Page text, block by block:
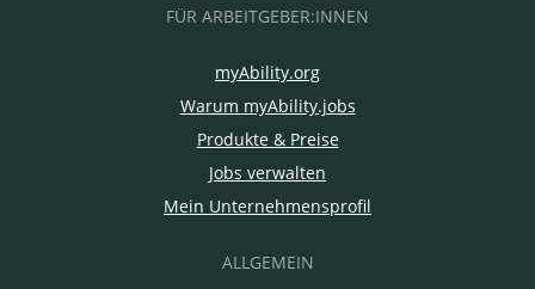
FÜR ARBEITGEBER:INNEN
myAbility.org
Warum myAbility.jobs
Produkte & Preise
Jobs verwalten
Mein Unternehmensprofil
ALLGEMEIN